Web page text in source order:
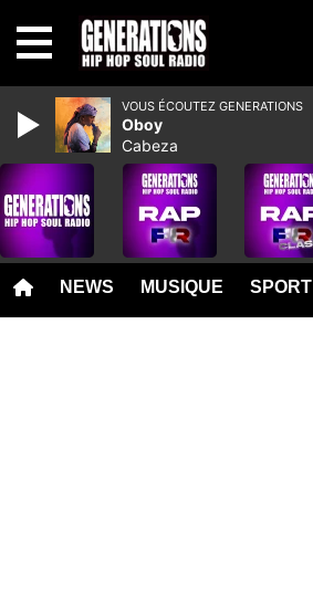
NEWS MUSIQUE SPORT
VOUS ÉCOUTEZ GENERATIONS
Oboy
Cabeza